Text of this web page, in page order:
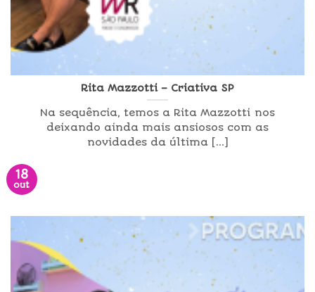
Rita Mazzotti – Criativa SP
Na sequência, temos a Rita Mazzotti nos
deixando ainda mais ansiosos com as
novidades da última [...]
18
out